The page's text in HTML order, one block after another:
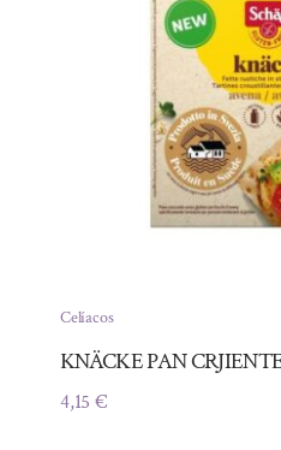
Celíacos
KNÄCKE PAN
4,15€